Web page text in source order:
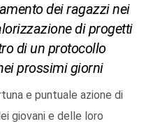
dei ragazzi nei
di progetti
di un protocollo
prossimi giorni
e puntuale azione di
giovani e delle loro